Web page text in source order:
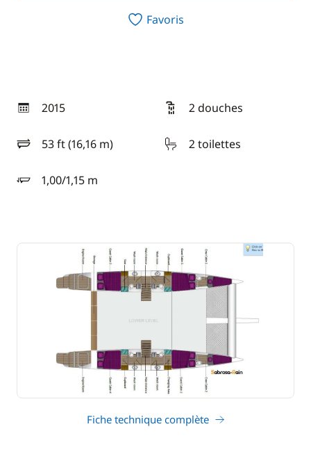
Favoris
2015
année 2 douches
53 ft (16,16 m)
longueur 2 toilettes
1,00/1,15 m
tirant d'eau
Fiche technique complète